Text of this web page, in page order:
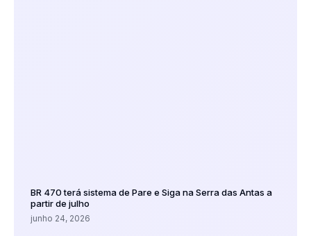
BR 470 terá sistema de Pare e Siga na Serra das Antas a
partir de julho
junho 24, 2026